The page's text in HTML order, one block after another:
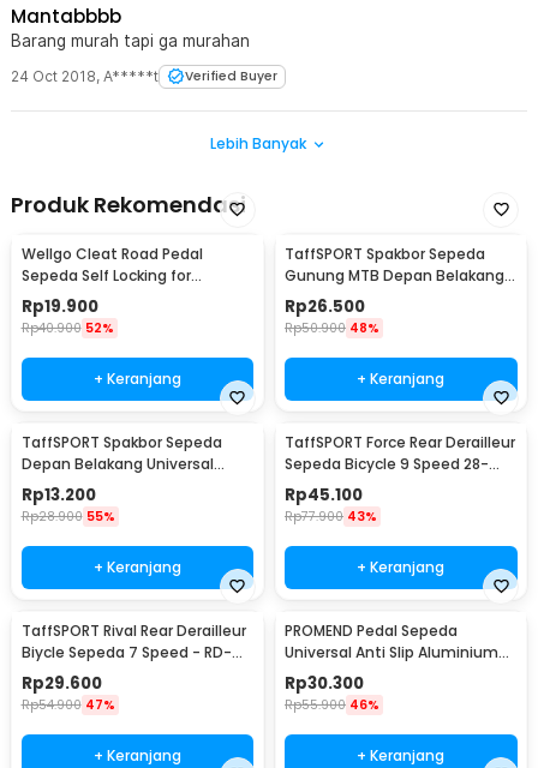
Mantabbbb
Barang murah tapi ga murahan
24 Oct 2018, A*****t Verified Buyer
Lebih Banyak
Produk Rekomendasi
Wellgo Cleat Road Pedal
Sepeda Self Locking for
Shimano SM-SH11 SPD-L
Rp19.900
Rp40.900 52%
+ Keranjang
TaffSPORT Spakbor Sepeda
Gunung MTB Depan Belakang
Anti Cipratan - Y901
Rp26.500
Rp50.900 48%
+ Keranjang
TaffSPORT Spakbor Sepeda
Depan Belakang Universal
Clamp Dua Warna - BQ541
Rp13.200
Rp28.900 55%
+ Keranjang
TaffSPORT Force Rear Derailleur
Sepeda Bicycle 9 Speed 28-
34T - RD-M390
Rp45.100
Rp77.900 43%
+ Keranjang
TaffSPORT Rival Rear Derailleur
Biycle Sepeda 7 Speed - RD-
TX35
Rp29.600
Rp54.900 47%
+ Keranjang
PROMEND Pedal Sepeda
Universal Anti Slip Aluminium
Alloy - JT410
Rp30.300
Rp55.900 46%
+ Keranjang